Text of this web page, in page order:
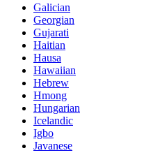
Galician
Georgian
Gujarati
Haitian
Hausa
Hawaiian
Hebrew
Hmong
Hungarian
Icelandic
Igbo
Javanese